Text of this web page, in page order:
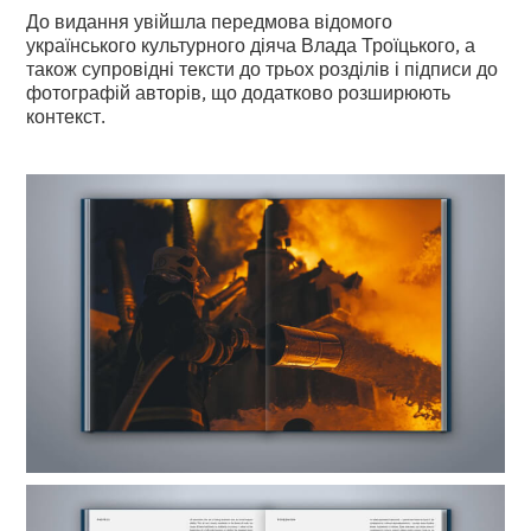
До видання увійшла передмова відомого
українського культурного діяча Влада Троїцького, а
також супровідні тексти до трьох розділів і підписи до
фотографій авторів, що додатково розширюють
контекст.